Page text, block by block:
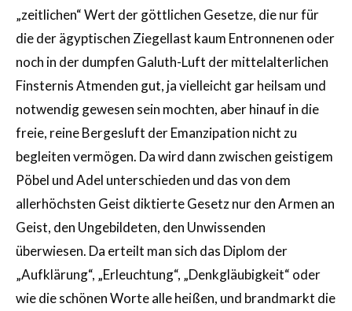
„zeitlichen“ Wert der göttlichen Gesetze, die nur für
die der ägyptischen Ziegellast kaum Entronnenen oder
noch in der dumpfen Galuth-Luft der mittelalterlichen
Finsternis Atmenden gut, ja vielleicht gar heilsam und
notwendig gewesen sein mochten, aber hinauf in die
freie, reine Bergesluft der Emanzipation nicht zu
begleiten vermögen. Da wird dann zwischen geistigem
Pöbel und Adel unterschieden und das von dem
allerhöchsten Geist diktierte Gesetz nur den Armen an
Geist, den Ungebildeten, den Unwissenden
überwiesen. Da erteilt man sich das Diplom der
„Aufklärung“, „Erleuchtung“, „Denkgläubigkeit“ oder
wie die schönen Worte alle heißen, und brandmarkt die